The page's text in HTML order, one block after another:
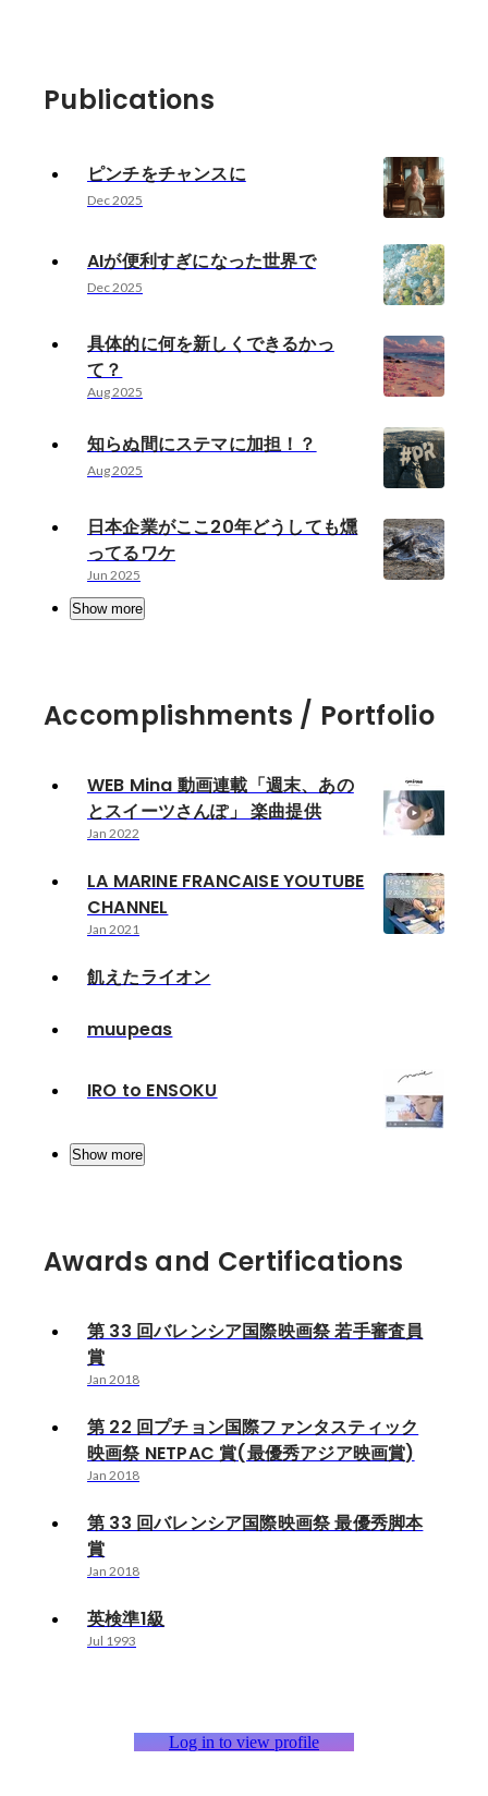
Publications
ピンチをチャンスに
Dec 2025
AIが便利すぎになった世界で
Dec 2025
具体的に何を新しくできるかっ
て？
Aug 2025
知らぬ間にステマに加担！？
Aug 2025
日本企業がここ20年どうしても燻
ってるワケ
Jun 2025
Show more
Accomplishments / Portfolio
WEB Mina 動画連載「週末、あの
とスイーツさんぽ」 楽曲提供
Jan 2022
LA MARINE FRANCAISE YOUTUBE
CHANNEL
Jan 2021
飢えたライオン
muupeas
IRO to ENSOKU
Show more
Awards and Certifications
第 33 回バレンシア国際映画祭 若手審査員
賞
Jan 2018
第 22 回プチョン国際ファンタスティック
映画祭 NETPAC 賞(最優秀アジア映画賞)
Jan 2018
第 33 回バレンシア国際映画祭 最優秀脚本
賞
Jan 2018
英検準1級
Jul 1993
Log in to view profile